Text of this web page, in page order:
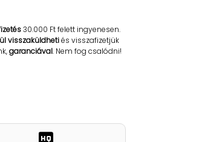
30.000 Ft felett ingyenesen.
visszaküldhetiés visszafizetjük
garanciával. Nem fog csalódni!